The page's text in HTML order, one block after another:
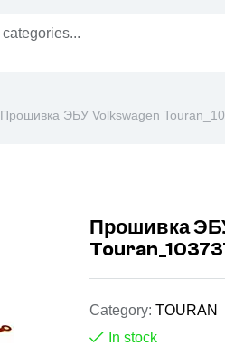
Прошивка ЭБУ Volkswagen
Прошивка
Category:TOURAN
In stock